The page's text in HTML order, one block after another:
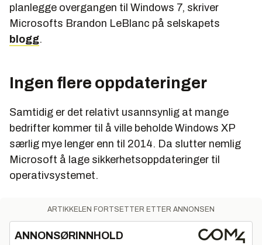
planlegge overgangen til Windows 7, skriver
Microsofts Brandon LeBlanc på selskapets
blogg.
Ingen flere oppdateringer
Samtidig er det relativt usannsynlig at mange
bedrifter kommer til å ville beholde Windows XP
særlig mye lenger enn til 2014. Da slutter nemlig
Microsoft å lage sikkerhetsoppdateringer til
operativsystemet.
ARTIKKELEN FORTSETTER ETTER ANNONSEN
ANNONSØRINNHOLD